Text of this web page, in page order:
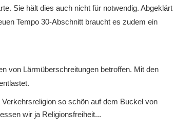
Sie hält dies auch nicht für notwendig. Abgeklärt
Tempo 30-Abschnitt braucht es zudem ein
von Lärmüberschreitungen betroffen. Mit den
so schön auf dem Buckel von
wir ja Religionsfreiheit...